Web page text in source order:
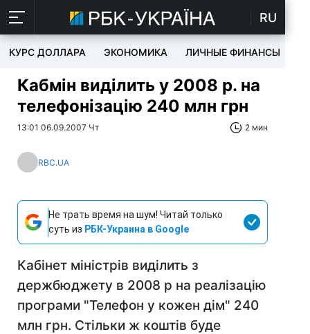
RU
КУРС ДОЛЛАРА ЭКОНОМИКА ЛИЧНЫЕ ФИНАНСЫ
Кабмін виділить у 2008 р. на
телефонізацію 240 млн грн
13:01 06.09.2007 Чт 2 мин
RBC.UA
Не трать время на шум! Читай только
суть из РБК-Украина в Google
Кабінет міністрів виділить з
держбюджету в 2008 р на реалізацію
програми "Телефон у кожен дім" 240
млн грн. Стільки ж коштів буде